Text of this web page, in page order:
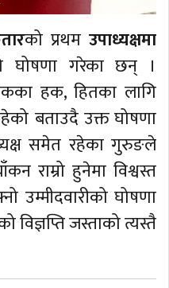
को प्रथम उपाध्यक्षमा
घोषणा गरेका छन् ।
हक, हितका लागि
बताउदै उक्त घोषणा
समेत रहेका गुरुङले
राम्रो हुनेमा विश्वस्त
उम्मीदवारीको घोषणा
जस्ताको त्यस्तै